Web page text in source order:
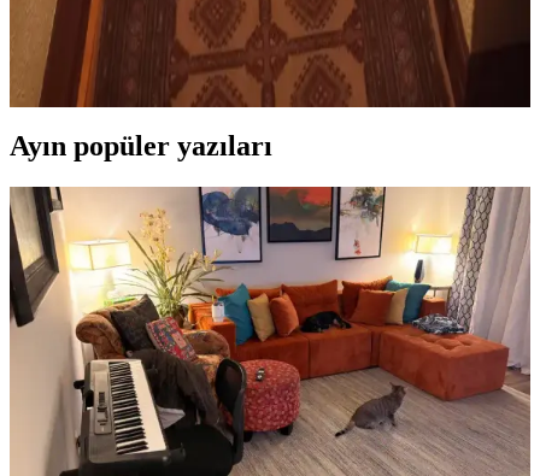
Koridor halısı seçiminde doğru uzunluk ve genişlik, estetik denge ve
kullanım rahatlığı sağlar. Yanlarda boşluk bırakmak ve kapı
eşiklerine uygun uzunluk tercih edilmelidir.
Ayın popüler yazıları